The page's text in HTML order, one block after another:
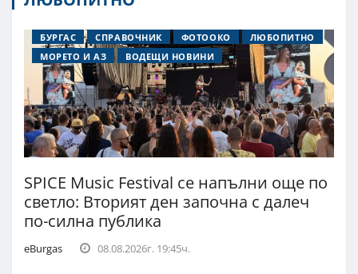
БУРГАС СПРАВОЧНИК ФОТООКО
ЛЮБОПИТНО
МОРЕТО И АЗ
ВОДЕЩИ НОВИНИ
SPICE Music Festival се напълни още по
светло: Вторият ден започна с далеч
по-силна публика
eBurgas 08.08.2026г. 19:45ч.